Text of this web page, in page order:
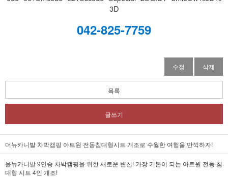
3D
042-825-7759
수정 삭제
목록
글쓰기
더뉴카니발 차박캠핑 아트원 전동침대형시트 개조로 수월한 여행을 만끽하자!
올뉴카니발 9인승 차박캠핑을 위한 새로운 변신! 가장 기본이 되는 아트원 전동 침
대형 시트 4인 개조!